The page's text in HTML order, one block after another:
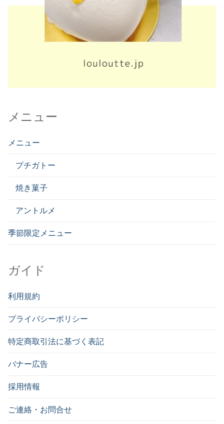
メニュー
メニュー
プチガトー
焼き菓子
アントルメ
季節限定メニュー
ガイド
利用規約
プライバシーポリシー
特定商取引法に基づく表記
バナー広告
採用情報
ご連絡・お問合せ